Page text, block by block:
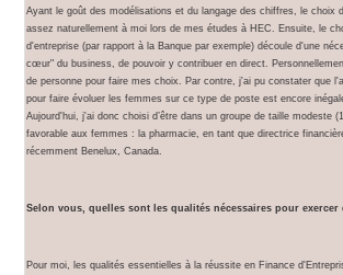
Ayant le goût des modélisations et du langage des chiffres, le choix
assez naturellement à moi lors de mes études à HEC. Ensuite, le
d'entreprise (par rapport à la Banque par exemple) découle d'une
cœur" du business, de pouvoir y contribuer en direct.
de personne pour faire mes choix. Par contre, j'ai pu constater que
pour faire évoluer les femmes sur ce type de poste est encore
Aujourd'hui, j'ai donc choisi d’être dans un groupe de taille modeste
favorable aux femmes : la pharmacie, en tant que directrice
récemment Benelux, Canada.
Selon vous, quelles sont les qualités nécessaires pour exercer
Pour moi, les qualités essentielles à la réussite en Finance